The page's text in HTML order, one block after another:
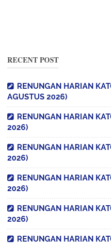
RECENT POST
RENUNGAN HARIAN
AGUSTUS 2026)
RENUNGAN HARIAN
2026)
RENUNGAN HARIAN
2026)
RENUNGAN HARIAN
2026)
RENUNGAN HARIAN
2026)
RENUNGAN HARIAN